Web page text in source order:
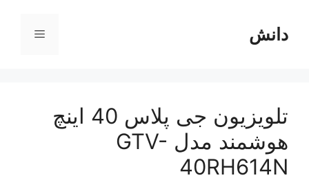
محتوادانش فهرست
تلویزیون جی پلاس 40 اینچ
هوشمند مدل GTV-
40RH614N